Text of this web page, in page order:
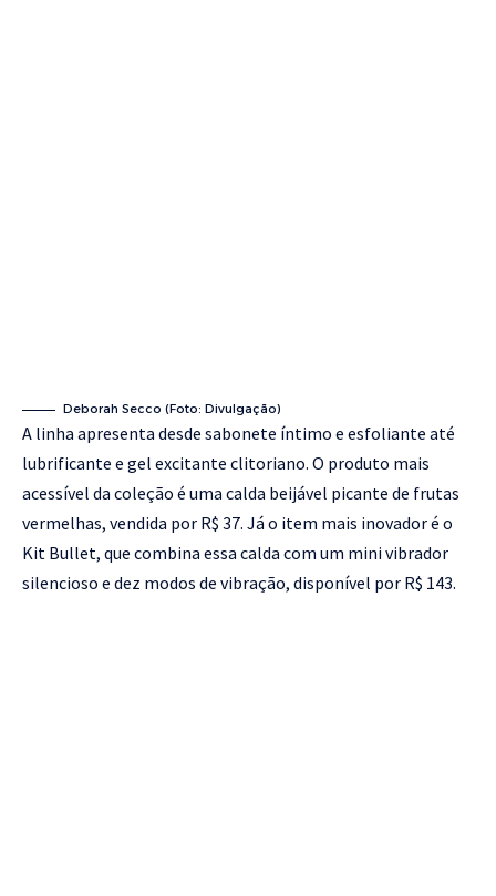
Deborah Secco (Foto: Divulgação)
A linha apresenta desde sabonete íntimo e esfoliante até
lubrificante e gel excitante clitoriano. O produto mais
acessível da coleção é uma calda beijável picante de frutas
vermelhas, vendida por R$ 37. Já o item mais inovador é o
Kit Bullet, que combina essa calda com um mini vibrador
silencioso e dez modos de vibração, disponível por R$ 143.